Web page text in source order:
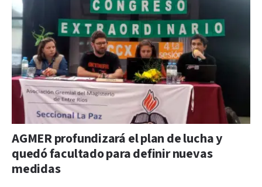
AGMER profundizará el plan de lucha y
quedó facultado para definir nuevas
medidas